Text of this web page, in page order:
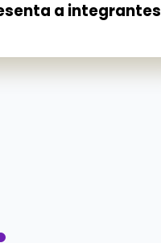
a integrantes